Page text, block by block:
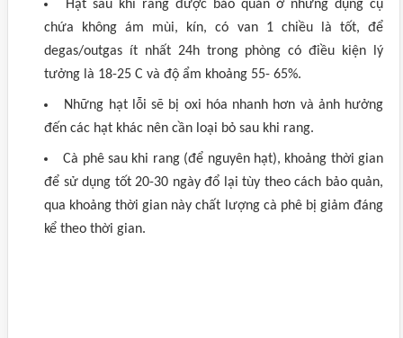
Hạt sau khi rang được bảo quản ở những dụng cụ
chứa không ám mùi, kín, có van 1 chiều là tốt, để
degas/outgas ít nhất 24h trong phòng có điều kiện lý
tưởng là 18-25 C và độ ẩm khoảng 55- 65%.
Những hạt lỗi sẽ bị oxi hóa nhanh hơn và ảnh hưởng
đến các hạt khác nên cần loại bỏ sau khi rang.
Cà phê sau khi rang (để nguyên hạt), khoảng thời gian
để sử dụng tốt 20-30 ngày đổ lại tùy theo cách bảo quản,
qua khoảng thời gian này chất lượng cà phê bị giảm đáng
kể theo thời gian.